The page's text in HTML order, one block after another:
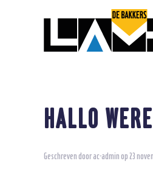
HALLO
Geschreven doorac-admin op23